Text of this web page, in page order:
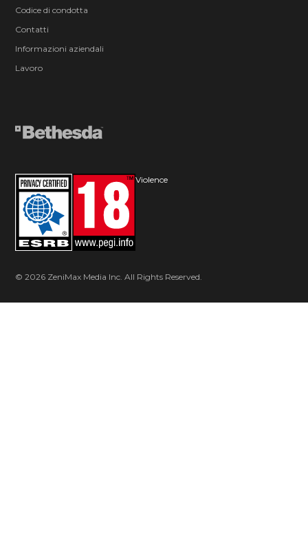
Codice di condotta
Contatti
Informazioni aziendali
Lavoro
Violence
© 2026 ZeniMax Media Inc. All Rights Reserved.